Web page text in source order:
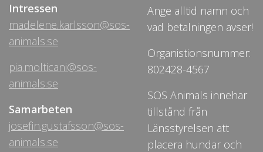
Intressen
madelene.karlsson@sos-
animals.se
pia.molticani@sos-
animals.se
Samarbeten
josefin.gustafsson@sos-
animals.se
Ange alltid namn och
vad betalningen avser!
Organistionsnummer:
802428-4567
SOS Animals innehar
tillstånd från
Länsstyrelsen att
placera hundar och